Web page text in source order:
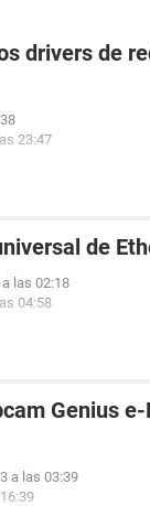
drivers de
23:47
de
las 02:18
04:58
Genius
a las 03:39